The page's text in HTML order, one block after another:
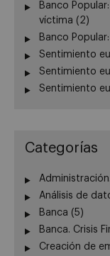
Banco
víctima (2)
Banco
Sentimiento
Sentimiento
Sentimiento
Categorías
Análisis de
Banca (5)
Banca. Crisis
Creación de